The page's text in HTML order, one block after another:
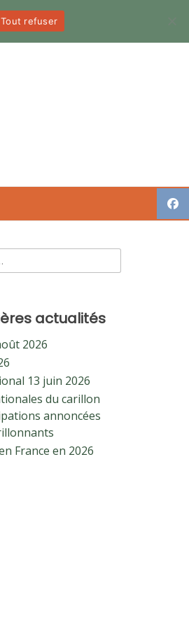
actualités
2026
13 juin 2026
du carillon
annoncées
France en 2026
Tout refuser